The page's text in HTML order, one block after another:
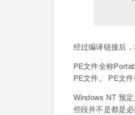
经过编译链接后
PE文件全称
PE文件。 PE文
Windows NT 预
些段并不是都是